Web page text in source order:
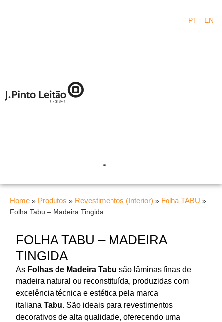
PT EN
Home » Produtos » Revestimentos (Interior) » Folha TABU »
Folha Tabu – Madeira Tingida
FOLHA TABU – MADEIRA
TINGIDA
As Folhas de Madeira Tabu são lâminas finas de
madeira natural ou reconstituída, produzidas com
excelência técnica e estética pela marca
italianaTabu. São ideais para revestimentos
decorativos de alta qualidade, oferecendo uma